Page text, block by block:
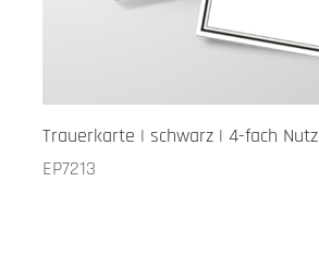
Trauerkarte | schwarz | 4-fach
EP7213